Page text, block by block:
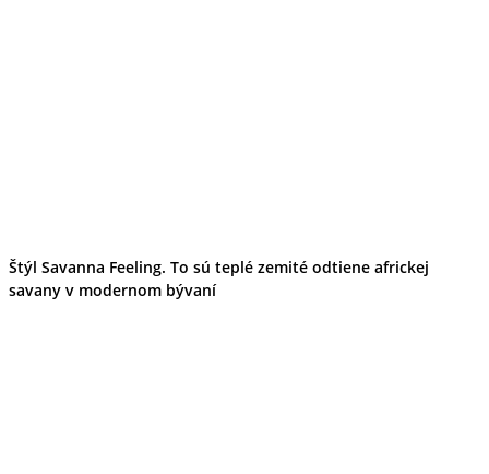
Štýl Savanna Feeling. To sú teplé zemité odtiene africkej
savany v modernom bývaní